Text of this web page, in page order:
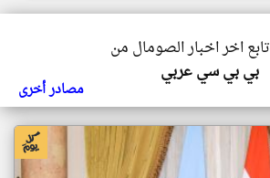
تابع اخر اخبار الصومال من
بي بي سي عربي
مصادر أخرى